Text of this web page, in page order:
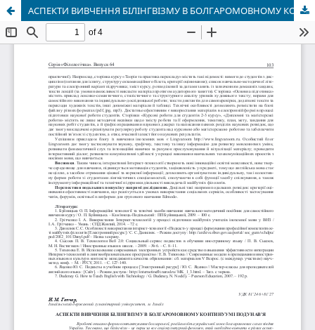
АСПЕКТИ ВИВЧЕННЯ БІЛІНГВІЗМУ В БОЛГАРОМОВНОМУ КОНТИНУУМІ ПОДУНАВ’Я